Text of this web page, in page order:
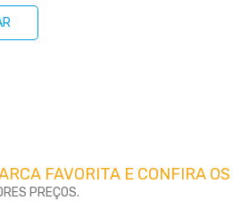
FAVORITA E CONFIRA
PREÇOS.